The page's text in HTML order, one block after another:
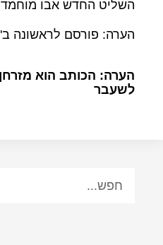
השליט החדש אבו מוחמד
הערה: פורסם לראשונה
הערה: הכותב הוא
לשעבר